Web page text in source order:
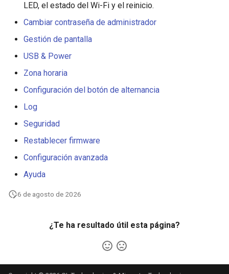
LED, el estado del Wi-Fi y el reinicio.
Cambiar contraseña de administrador
Gestión de pantalla
USB & Power
Zona horaria
Configuración del botón de alternancia
Log
Seguridad
Restablecer firmware
Configuración avanzada
Ayuda
6 de agosto de 2026
¿Te ha resultado útil esta página?